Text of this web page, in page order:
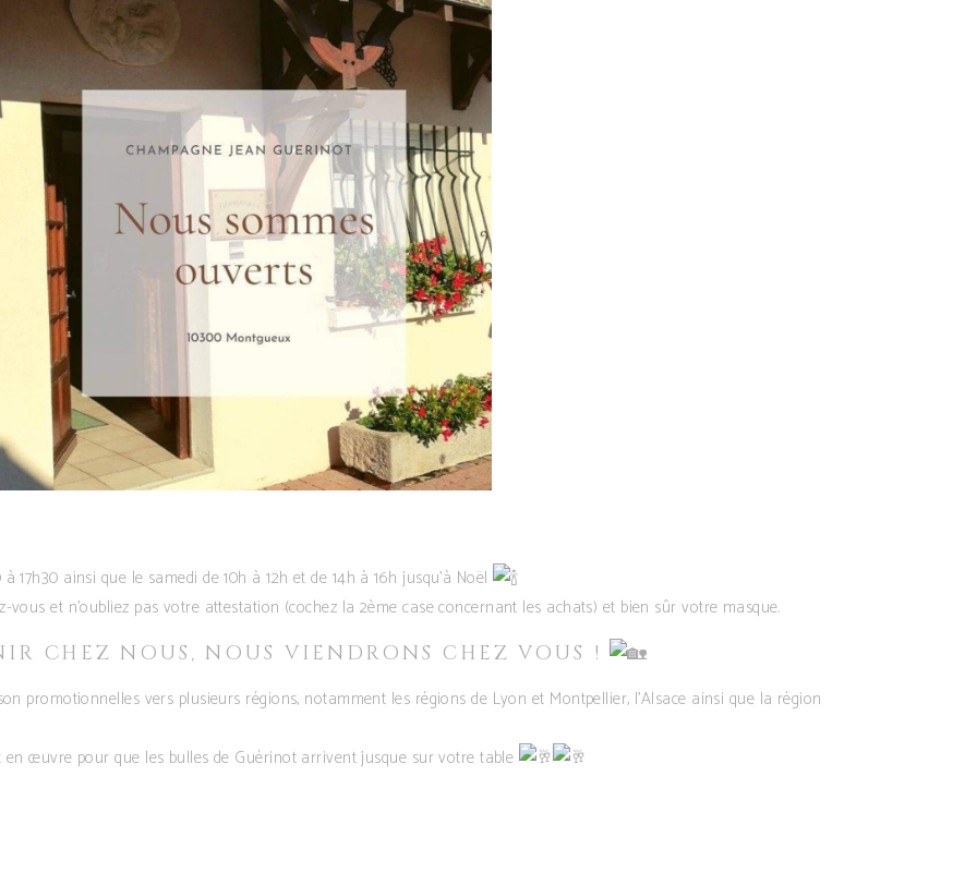
ainsi que le samedi de 10h à 12h et de 14h à 16h jusqu’à Noël
vous et n’oubliez pas votre attestation (cochez la 2ème case concernant les achats) et bien sûr votre masque.
CHEZ NOUS, NOUS VIENDRONS CHEZ VOUS !
promotionnelles vers plusieurs régions, notamment les régions de Lyon et Montpellier, l’Alsace ainsi que la région
œuvre pour que les bulles de Guérinot arrivent jusque sur votre table